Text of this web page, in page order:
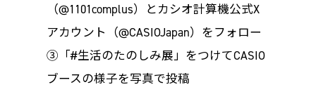
（@1101complus）とカシオ計算機公式X
アカウント（@CASIOJapan）をフォロー
③「#生活のたのしみ展」をつけてCASIO
ブースの様子を写真で投稿